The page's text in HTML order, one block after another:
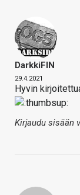
DarkkiFIN
29.4.2021
Hyvin
Kirjaudu sisään